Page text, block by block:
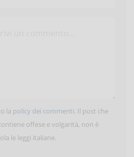
la policy dei commenti. Il post che
offese e volgarità, non è
le leggi italiane.